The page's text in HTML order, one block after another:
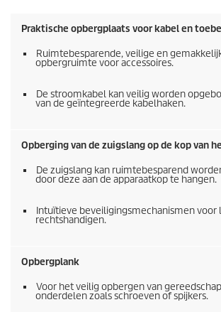
Praktische opbergplaats voor kabel en
Ruimtebesparende, veilige en
opbergruimte voor accessoires.
De stroomkabel kan veilig worden
van de geïntegreerde kabelhaken.
Opberging van de zuigslang op de kop van
De zuigslang kan ruimtebesparend
door deze aan de apparaatkop te hangen.
Intuïtieve beveiligingsmechanismen voor
rechtshandigen.
Opbergplank
Voor het veilig opbergen van
onderdelen zoals schroeven of spijkers.